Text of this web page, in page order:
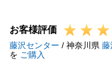
けください。
何卒よろしくお願い
お客様評価
藤沢センター / 神奈川県 藤
を ご購入